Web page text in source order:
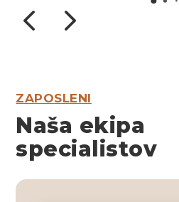
ZAPOSLENI
Naša ekipa
specialistov